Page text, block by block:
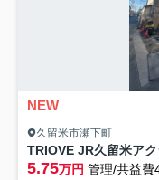
NEW
久留米市瀬下町
TRIOVE JR久留米アク
5.75万円 管理/共益費